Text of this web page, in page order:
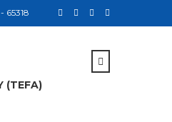
65318
(TEFA)